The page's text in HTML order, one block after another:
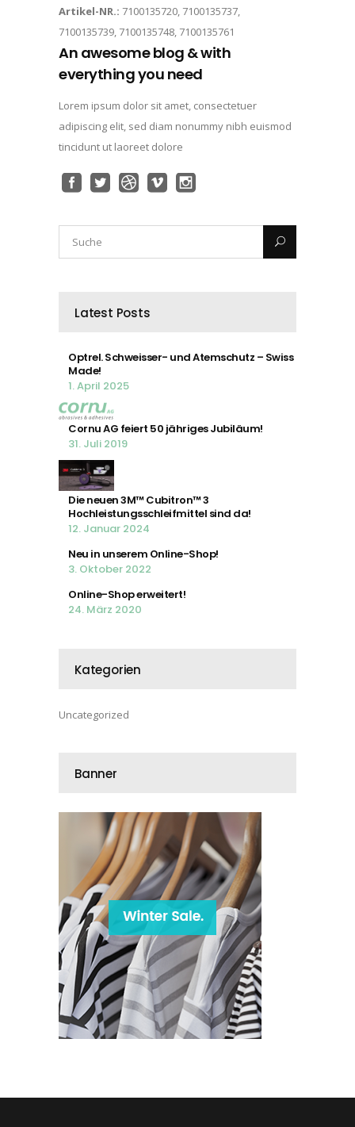
Artikel-NR.: 7100135720, 7100135737,
7100135739, 7100135748, 7100135761
An awesome blog & with
everything you need
Lorem ipsum dolor sit amet, consectetuer
adipiscing elit, sed diam nonummy nibh euismod
tincidunt ut laoreet dolore
Latest Posts
Optrel. Schweisser- und Atemschutz – Swiss
Made!
1. April 2025
Cornu AG feiert 50 jähriges Jubiläum!
31. Juli 2019
Die neuen 3M™ Cubitron™ 3
Hochleistungsschleifmittel sind da!
12. Januar 2024
Neu in unserem Online-Shop!
3. Oktober 2022
Online-Shop erweitert!
24. März 2020
Kategorien
Uncategorized
Banner